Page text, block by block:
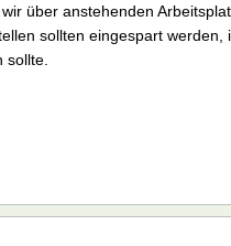
über anstehenden
sollten eingespart
sollte.